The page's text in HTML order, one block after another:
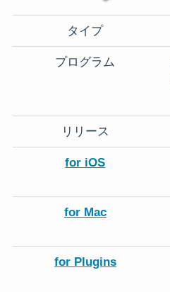
タイプ
プログラム
リリース
for iOS
for Mac
for Plugins